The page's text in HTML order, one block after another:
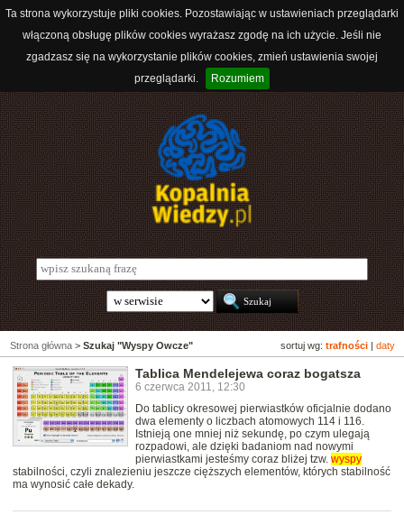
Ta strona wykorzystuje pliki cookies. Pozostawiając w ustawieniach przeglądarki
włączoną obsługę plików cookies wyrażasz zgodę na ich użycie. Jeśli nie
zgadzasz się na wykorzystanie plików cookies, zmień ustawienia swojej
przeglądarki.
Rozumiem
sortuj wg: trafności daty
Strona główna > Szukaj "Wyspy Owcze"
Tablica Mendelejewa coraz bogatsza
6 czerwca 2011, 12:30
Do tablicy okresowej pierwiastków oficjalnie dodano
dwa elementy o liczbach atomowych 114 i 116.
Istnieją one mniej niż sekundę, po czym ulegają
rozpadowi, ale dzięki badaniom nad nowymi
pierwiastkami jesteśmy coraz bliżej tzw. wyspy
stabilności, czyli znalezieniu jeszcze cięższych elementów, których stabilność
ma wynosić całe dekady.